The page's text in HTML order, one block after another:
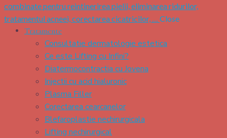
combinate pentru reintinerirea pielii, eliminarea ridurilor,
tratamentul acneei, corectarea cicatricilor, …
Close
Tratamente
Consultatie dermatologie estetica
Ce este Lifting cu Infini?
Diatermocontractia cu Jovena
Injectii cu acid hialuronic
Plasma Filler
Corectarea cearcanelor
Blefaroplastie nechirurgicala
Lifting nechirurgical